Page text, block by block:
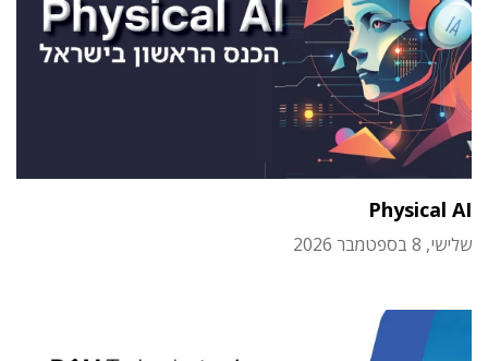
Physical AI
שלישי, 8 בספטמבר 2026